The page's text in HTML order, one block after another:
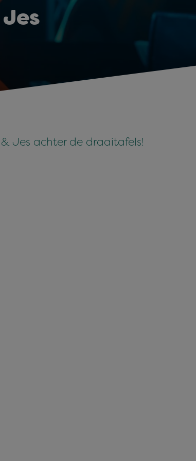
Jes achter de draaitafels!